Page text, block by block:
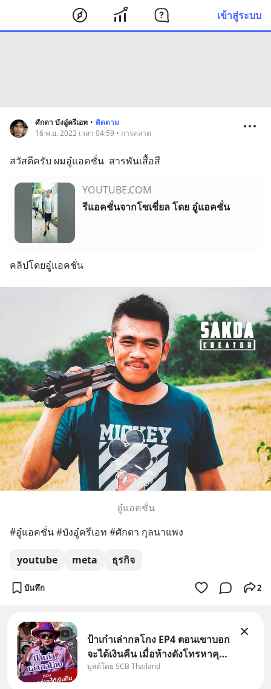
เข้าสู่ระบบ
ศักดา บังอู๋ครีเอท • ติดตาม
16 พ.ย. 2022 เวลา 04:59 • การตลาด
สวัสดีครับ ผมอู๋แอคชั่น  สารพันเสื้อสี
YOUTUBE.COM
รีแอคชั่นจากโซเชี่ยล โดย อู๋แอคชั่น
คลิปโดยอู๋แอคชั่น
อู๋แอคชั่น
#อู๋แอคชั่น #บังอู๋ครีเอท #ศักดา กุลนาแพง
youtube meta ธุรกิจ
บันทึก 2
ป้าเก๋าเล่ากลโกง EP4 ตอนเขาบอก
จะได้เงินคืน เมื่อห้างดังโทรหาคุณ
วิยะดา แจ้งเรื่องเคลมสินค้าแล้ว
บูสต์โดย SCB Thailand